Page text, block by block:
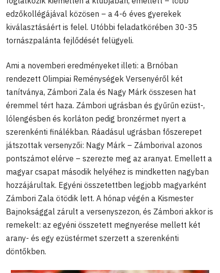
edzőkollégájával közösen – a 4-6 éves gyerekek
kiválasztásáért is felel. Utóbbi feladatkörében 30-35
tornászpalánta fejlődését felügyeli.
Ami a novemberi eredményeket illeti: a Brnóban
rendezett Olimpiai Reménységek Versenyéről két
tanítványa, Zámbori Zala és Nagy Márk összesen hat
éremmel tért haza. Zámbori ugrásban és gyűrűn ezüst-,
lólengésben és korláton pedig bronzérmet nyert a
szerenkénti finálékban. Ráadásul ugrásban főszerepet
játszottak versenyzői: Nagy Márk – Zámborival azonos
pontszámot elérve – szerezte meg az aranyat. Emellett a
magyar csapat második helyéhez is mindketten nagyban
hozzájárultak. Egyéni összetettben legjobb magyarként
Zámbori Zala ötödik lett. A hónap végén a Kismester
Bajnoksággal zárult a versenyszezon, és Zámbori akkor is
remekelt: az egyéni összetett megnyerése mellett két
arany- és egy ezüstérmet szerzett a szerenkénti
döntőkben.